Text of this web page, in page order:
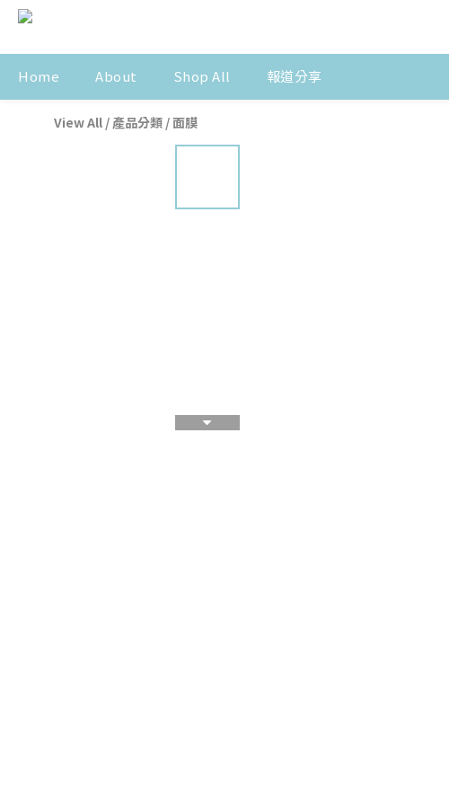
Home About Shop All 報道分享
View All / 產品分類 /面膜